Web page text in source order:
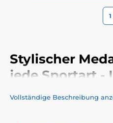
1
Stylischer
jede Sportart -
verdienen es,
Vollständige Beschreibung